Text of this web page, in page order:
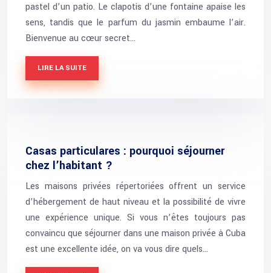
pastel d’un patio. Le clapotis d’une fontaine apaise les
sens, tandis que le parfum du jasmin embaume l’air.
Bienvenue au cœur secret…
LIRE LA SUITE
Casas particulares : pourquoi séjourner
chez l’habitant ?
Les maisons privées répertoriées offrent un service
d’hébergement de haut niveau et la possibilité de vivre
une expérience unique. Si vous n’êtes toujours pas
convaincu que séjourner dans une maison privée à Cuba
est une excellente idée, on va vous dire quels…